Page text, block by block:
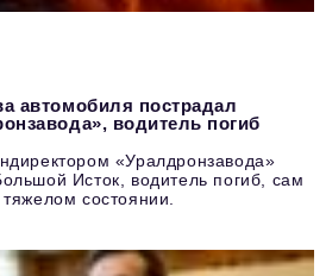
автомобиля пострадал
водитель погиб
«Уралдронзавода»
Исток, водитель погиб, сам
состоянии.